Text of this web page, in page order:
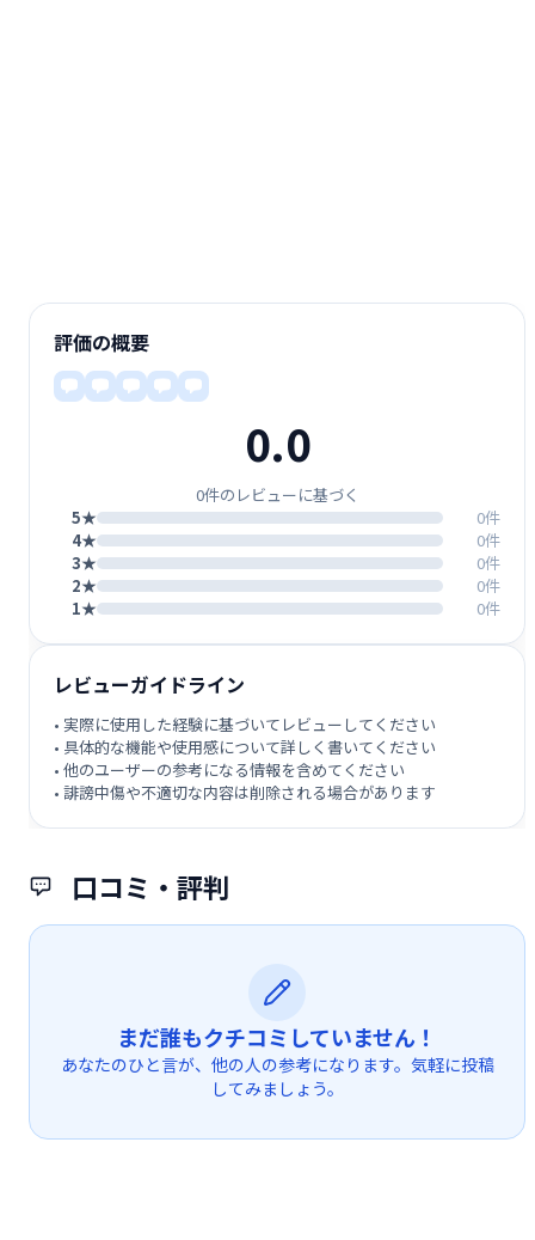
口コミ・評判
まだ誰もクチコミしていません！
あなたのひと言が、他の人の参考になります。気軽に投稿
してみましょう。
評価の概要
0.0
0件のレビューに基づく
5★
0件
4★
0件
3★
0件
2★
0件
1★
0件
レビューガイドライン
• 実際に使用した経験に基づいてレビューしてください
• 具体的な機能や使用感について詳しく書いてください
• 他のユーザーの参考になる情報を含めてください
• 誹謗中傷や不適切な内容は削除される場合があります